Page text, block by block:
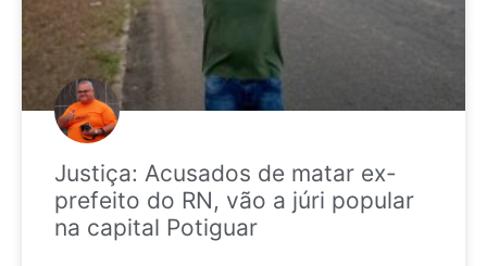
Justiça: Acusados de matar ex-
prefeito do RN, vão a júri popular
na capital Potiguar